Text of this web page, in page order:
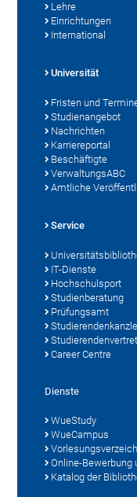
Lehre
Einrichtungen
International
Universität
Fristen und
Studienangebot
Nachrichten
Karriereportal
Beschäftigte
VerwaltungsABC
Amtliche
Service
IT-Dienste
Hochschulsport
Studienberatung
Prüfungsamt
Career Centre
Dienste
WueStudy
WueCampus
Online-Bewerbung
Katalog der